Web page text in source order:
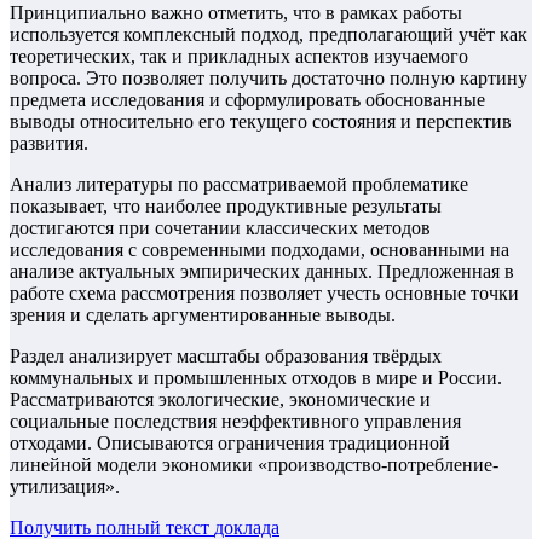
Принципиально важно отметить, что в рамках работы
используется комплексный подход, предполагающий учёт как
теоретических, так и прикладных аспектов изучаемого
вопроса. Это позволяет получить достаточно полную картину
предмета исследования и сформулировать обоснованные
выводы относительно его текущего состояния и перспектив
развития.
Анализ литературы по рассматриваемой проблематике
показывает, что наиболее продуктивные результаты
достигаются при сочетании классических методов
исследования с современными подходами, основанными на
анализе актуальных эмпирических данных. Предложенная в
работе схема рассмотрения позволяет учесть основные точки
зрения и сделать аргументированные выводы.
Раздел анализирует масштабы образования твёрдых
коммунальных и промышленных отходов в мире и России.
Рассматриваются экологические, экономические и
социальные последствия неэффективного управления
отходами. Описываются ограничения традиционной
линейной модели экономики «производство-потребление-
утилизация».
Получить полный текст доклада